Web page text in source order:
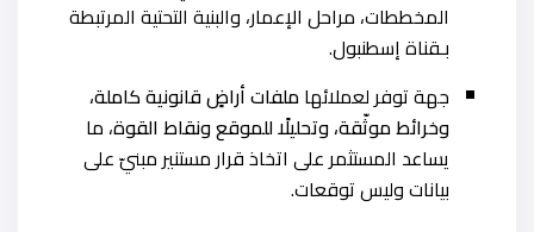
المخططات، مراحل الإعمار، والبنية التحتية المرتبطة
بـقناة إسطنبول.
جهة توفر لعملائها ملفات أراضٍ قانونية كاملة،
وخرائط موثّقة، وتحليلًا للموقع ونقاط القوة، ما
يساعد المستثمر على اتخاذ قرار مستنير مبنيّ على
بيانات وليس توقعات.